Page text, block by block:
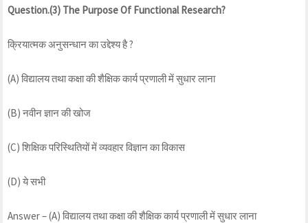
Question.(3) The Purpose Of Functional Research?
क्रियात्मक अनुसन्धान का उद्देश्य है ?
(A) विद्यालय तथा कक्षा की शैक्षिक कार्य प्रणाली में सुधार लाना
(B) नवीन ज्ञान की खोज
(C) शिक्षिक परिस्थितियों में व्यवहार विज्ञान का विकास
(D) ये सभी
Answer – (A) विद्यालय तथा कक्षा की शैक्षिक कार्य प्रणाली में सुधार लाना